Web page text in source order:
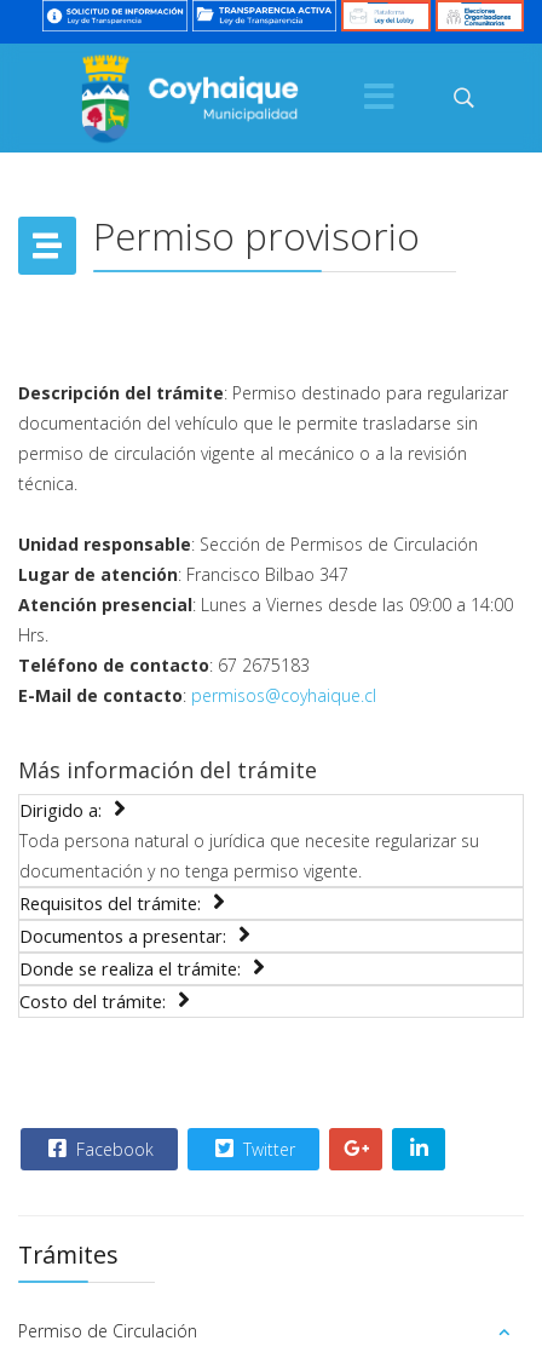
Permiso provisorio
Descripción del trámite: Permiso destinado para regularizar
documentación del vehículo que le permite trasladarse sin
permiso de circulación vigente al mecánico o a la revisión
técnica.
Unidad responsable: Sección de Permisos de Circulación
Lugar de atención: Francisco Bilbao 347
Atención presencial: Lunes a Viernes desde las 09:00 a 14:00
Hrs.
Teléfono de contacto: 67 2675183
E-Mail de contacto: permisos@coyhaique.cl
Más información del trámite
Dirigido a:
Toda persona natural o jurídica que necesite regularizar su
documentación y no tenga permiso vigente.
Requisitos del trámite:
Documentos a presentar:
Donde se realiza el trámite:
Costo del trámite:
Facebook Twitter
Trámites
Permiso de Circulación